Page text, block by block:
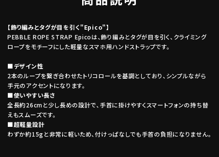
【飾り編みとタグが目を引く"Epico"】
PEBBLE ROPE STRAP Epicoは、飾り編みとタグが目を引く、クライミング
ロープをモチーフにした軽量なスマホ用ハンドストラップです。
■デザイン性
2本のループを繋ぎ合わせたトリコロールを基調としており、シンプルながら
手元のアクセントになります。
■使いやすい長さ
全長約26cmと少し長めの設計で、手首に掛けやすくスマートフォンの持ち替
えもスムーズです。
■超軽量設計
わずか約15gと非常に軽いため、付けっぱなしでも手首の負担になりません。